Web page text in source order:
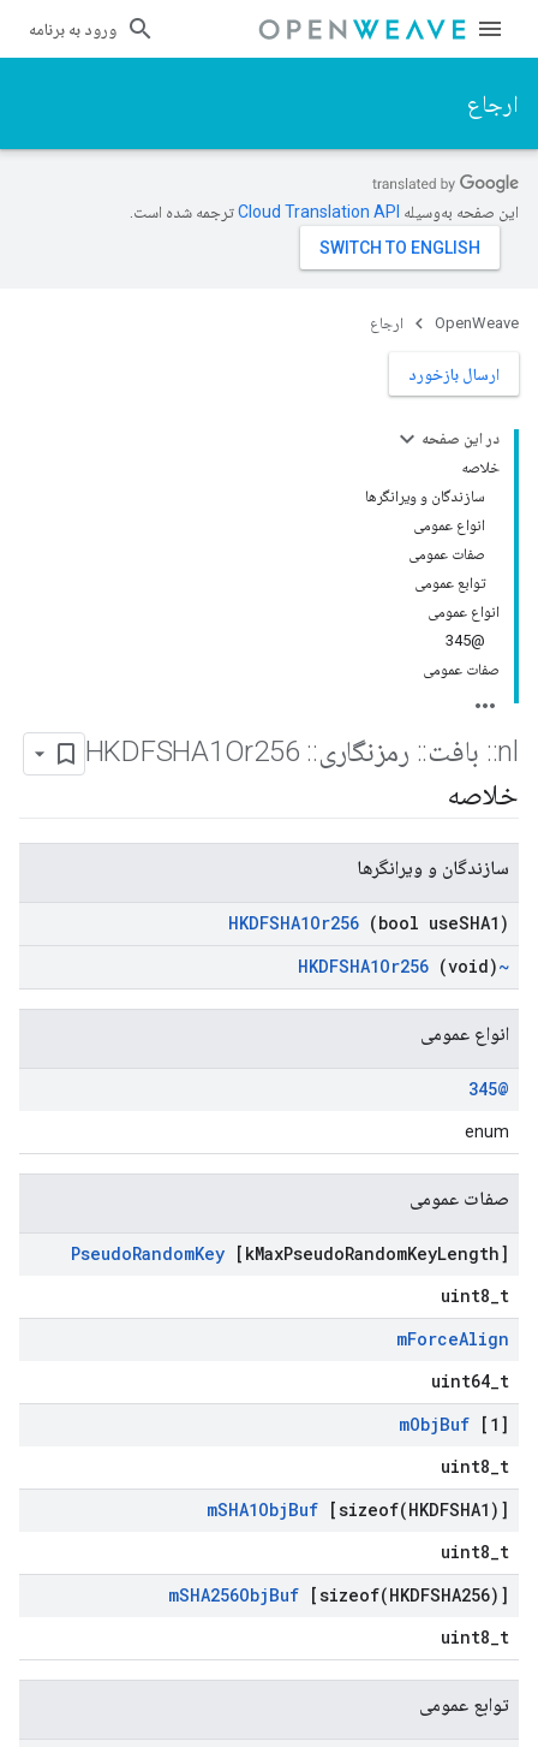
ورود به برنامه
ارجاع
این صفحه به‌وسیله ترجمه شده است.
OpenWeave ارجاع
ارسال بازخورد
در این صفحه
خلاصه
سازندگان و ویرانگرها
انواع عمومی
صفات عمومی
توابع عمومی
انواع عمومی
@345
صفات عمومی
nl
:: بافت:: رمزنگاری::
خلاصه
سازندگان و ویرانگرها
HKDFSHA1Or256 (bool useSHA1)
~HKDFSHA1Or256
(void)
انواع عمومی
@345
enum
صفات عمومی
PseudoRandomKey [kMaxPseudoRandomKeyLength]
uint8_t
mForceAlign
uint64_t
mObjBuf [1]
uint8_t
mSHA1ObjBuf [sizeof(HKDFSHA1)]
uint8_t
mSHA256ObjBuf [sizeof(HKDFSHA256)]
uint8_t
توابع عمومی